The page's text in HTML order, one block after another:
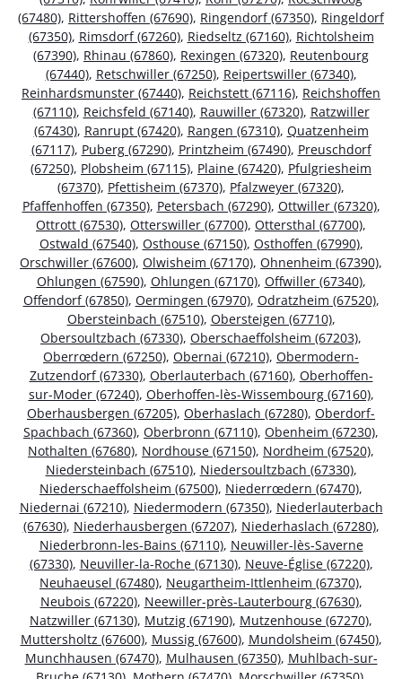
(67480), Rittershoffen (67690), Ringendorf (67350), Ringeldorf
(67350), Rimsdorf (67260), Riedseltz (67160), Richtolsheim
(67390), Rhinau (67860), Rexingen (67320), Reutenbourg
(67440), Retschwiller (67250), Reipertswiller (67340),
Reinhardsmunster (67440), Reichstett (67116), Reichshoffen
(67110), Reichsfeld (67140), Rauwiller (67320), Ratzwiller
(67430), Ranrupt (67420), Rangen (67310), Quatzenheim
(67117), Puberg (67290), Printzheim (67490), Preuschdorf
(67250), Plobsheim (67115), Plaine (67420), Pfulgriesheim
(67370), Pfettisheim (67370), Pfalzweyer (67320),
Pfaffenhoffen (67350), Petersbach (67290), Ottwiller (67320),
Ottrott (67530), Otterswiller (67700), Ottersthal (67700),
Ostwald (67540), Osthouse (67150), Osthoffen (67990),
Orschwiller (67600), Olwisheim (67170), Ohnenheim (67390),
Ohlungen (67590), Ohlungen (67170), Offwiller (67340),
Offendorf (67850), Oermingen (67970), Odratzheim (67520),
Obersteinbach (67510), Obersteigen (67710),
Obersoultzbach (67330), Oberschaeffolsheim (67203),
Oberrœdern (67250), Obernai (67210), Obermodern-
Zutzendorf (67330), Oberlauterbach (67160), Oberhoffen-
sur-Moder (67240), Oberhoffen-lès-Wissembourg (67160),
Oberhausbergen (67205), Oberhaslach (67280), Oberdorf-
Spachbach (67360), Oberbronn (67110), Obenheim (67230),
Nothalten (67680), Nordhouse (67150), Nordheim (67520),
Niedersteinbach (67510), Niedersoultzbach (67330),
Niederschaeffolsheim (67500), Niederrœdern (67470),
Niedernai (67210), Niedermodern (67350), Niederlauterbach
(67630), Niederhausbergen (67207), Niederhaslach (67280),
Niederbronn-les-Bains (67110), Neuwiller-lès-Saverne
(67330), Neuviller-la-Roche (67130), Neuve-Église (67220),
Neuhaeusel (67480), Neugartheim-Ittlenheim (67370),
Neubois (67220), Neewiller-près-Lauterbourg (67630),
Natzwiller (67130), Mutzig (67190), Mutzenhouse (67270),
Muttersholtz (67600), Mussig (67600), Mundolsheim (67450),
Munchhausen (67470), Mulhausen (67350), Muhlbach-sur-